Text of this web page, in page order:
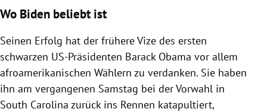
Wo Biden beliebt ist
Seinen Erfolg hat der frühere Vize des ersten
schwarzen US-Präsidenten Barack Obama vor allem
afroamerikanischen Wählern zu verdanken. Sie haben
ihn am vergangenen Samstag bei der Vorwahl in
South Carolina zurück ins Rennen katapultiert,